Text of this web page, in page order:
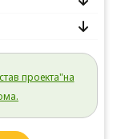
проекта"на